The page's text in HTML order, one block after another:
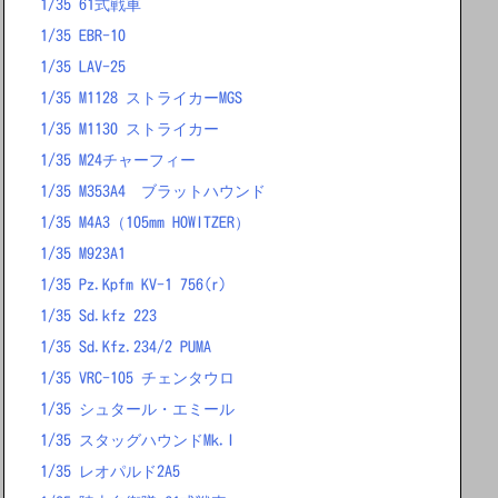
1/35 61式戦車
1/35 EBR-10
1/35 LAV-25
1/35 M1128 ストライカーMGS
1/35 M1130 ストライカー
1/35 M24チャーフィー
1/35 M353A4 ブラットハウンド
1/35 M4A3（105mm HOWITZER）
1/35 M923A1
1/35 Pz.Kpfm KV-1 756(r)
1/35 Sd.kfz 223
1/35 Sd.Kfz.234/2 PUMA
1/35 VRC-105 チェンタウロ
1/35 シュタール・エミール
1/35 スタッグハウンドMk.I
1/35 レオパルド2A5